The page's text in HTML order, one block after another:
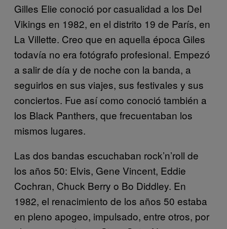
Gilles Elie conoció por casualidad a los Del
Vikings en 1982, en el distrito 19 de París, en
La Villette. Creo que en aquella época Giles
todavía no era fotógrafo profesional. Empezó
a salir de día y de noche con la banda, a
seguirlos en sus viajes, sus festivales y sus
conciertos. Fue así como conoció también a
los Black Panthers, que frecuentaban los
mismos lugares.
Las dos bandas escuchaban rock’n’roll de
los años 50: Elvis, Gene Vincent, Eddie
Cochran, Chuck Berry o Bo Diddley. En
1982, el renacimiento de los años 50 estaba
en pleno apogeo, impulsado, entre otros, por